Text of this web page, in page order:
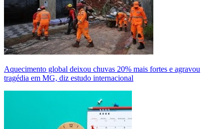
Aquecimento global deixou chuvas 20% mais fortes e agravou
tragédia em MG, diz estudo internacional